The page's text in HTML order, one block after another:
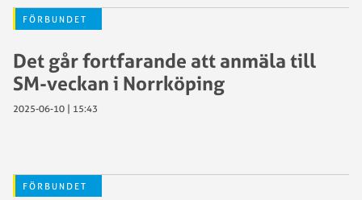
FÖRBUNDET
Det går fortfarande att anmäla till
SM-veckan i Norrköping
2025-06-10 | 15:43
FÖRBUNDET